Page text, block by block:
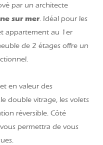
par un architecte
sur mer. Idéal pour les
appartement au 1er
de 2 étages offre un
en valeur des
double vitrage, les volets
réversible. Côté
vous permettra de vous